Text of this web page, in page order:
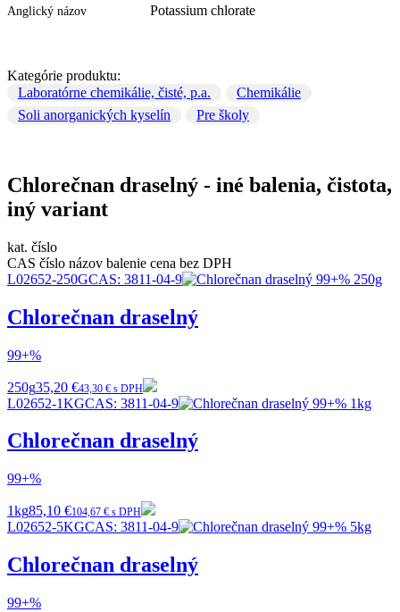
Anglický názov Potassium chlorate
Kategórie produktu:
Laboratórne chemikálie, čisté, p.a.
Chemikálie
Soli anorganických kyselín
Pre školy
Chlorečnan draselný - iné balenia, čistota,
iný variant
kat. číslo
CAS číslo názov balenie cena bez DPH
L02652-250GCAS: 3811-04-9
Chlorečnan draselný
99+%
250g35,20 €43,30 € s DPH
L02652-1KGCAS: 3811-04-9
Chlorečnan draselný
99+%
1kg85,10 €104,67 € s DPH
L02652-5KGCAS: 3811-04-9
Chlorečnan draselný
99+%